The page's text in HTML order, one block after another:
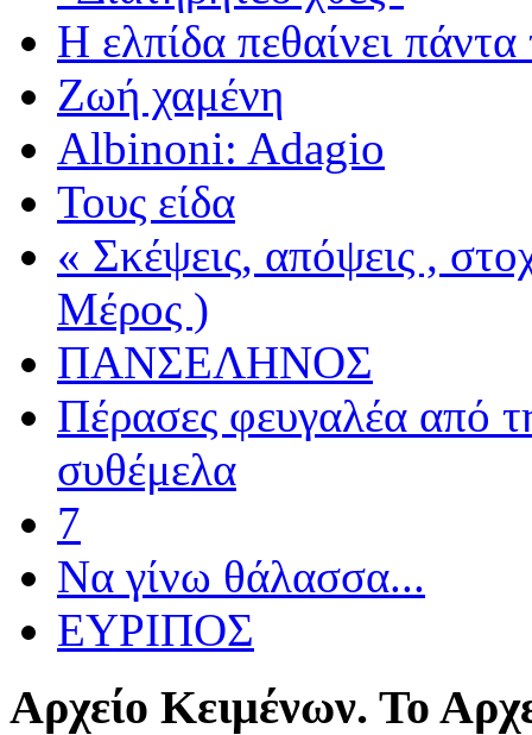
Η ελπίδα πεθαίνει πάντα
Ζωή χαμένη
Albinoni: Adagio
Τους είδα
« Σκέψεις, απόψεις ,
Μέρος )
ΠΑΝΣΕΛΗΝΟΣ
Πέρασες φευγαλέα από
συθέμελα
7
Να γίνω θάλασσα...
ΕΥΡΙΠΟΣ
Αρχείο Κειμένων. Το